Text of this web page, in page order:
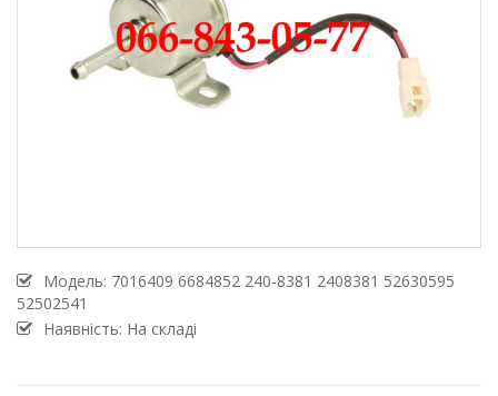
Модель: 7016409 6684852 240-8381 2408381 52630595
52502541
Наявність: На складі